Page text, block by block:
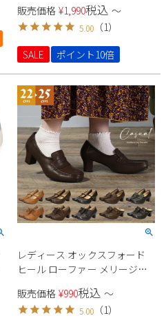
ットネス ジム ローカット ポッ
プコーンソール 991703 Parade
販売価格 ¥1,990税込 〜
5.00 （1）
SALE
ポイント10倍
レディース オックスフォード
ヒール ローファー メリージェ
ブラウン 茶 キャメル Parade
販売価格 ¥990税込 〜
5.00 （1）